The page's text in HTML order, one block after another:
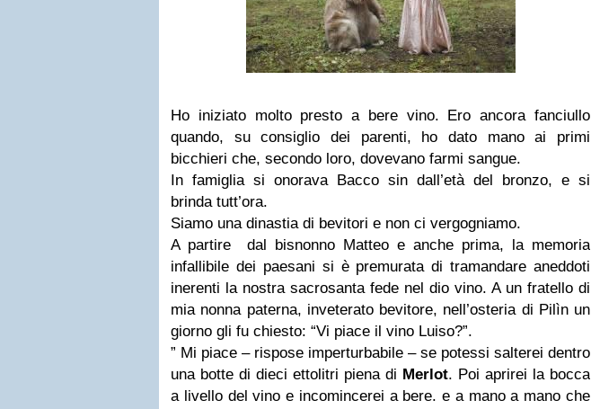
Ho iniziato molto presto a bere vino. Ero ancora fanciullo
quando, su consiglio dei parenti, ho dato mano ai primi
bicchieri che, secondo loro, dovevano farmi sangue.
In famiglia si onorava Bacco sin dall’età del bronzo, e si
brinda tutt’ora.
Siamo una dinastia di bevitori e non ci vergogniamo.
A partire dal bisnonno Matteo e anche prima, la memoria
infallibile dei paesani si è premurata di tramandare aneddoti
inerenti la nostra sacrosanta fede nel dio vino. A un fratello di
mia nonna paterna, inveterato bevitore, nell’osteria di Pilìn un
giorno gli fu chiesto: “Vi piace il vino Luiso?”.
” Mi piace – rispose imperturbabile – se potessi salterei dentro
una botte di dieci ettolitri piena di Merlot. Poi aprirei la bocca
a livello del vino e incomincerei a bere. e a mano a mano che